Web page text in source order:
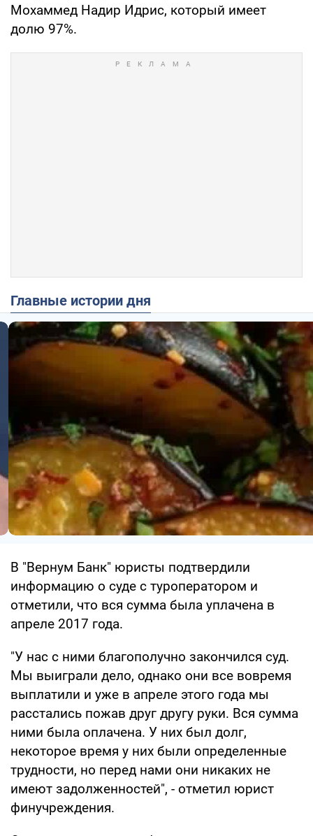
Мохаммед Надир Идрис, который имеет
долю 97%.
Главные истории дня
В "Вернум Банк" юристы подтвердили
информацию о суде с туроператором и
отметили, что вся сумма была уплачена в
апреле 2017 года.
"У нас с ними благополучно закончился суд.
Мы выиграли дело, однако они все вовремя
выплатили и уже в апреле этого года мы
расстались пожав друг другу руки. Вся сумма
ними была оплачена. У них был долг,
некоторое время у них были определенные
трудности, но перед нами они никаких не
имеют задолженностей", - отметил юрист
финучреждения.